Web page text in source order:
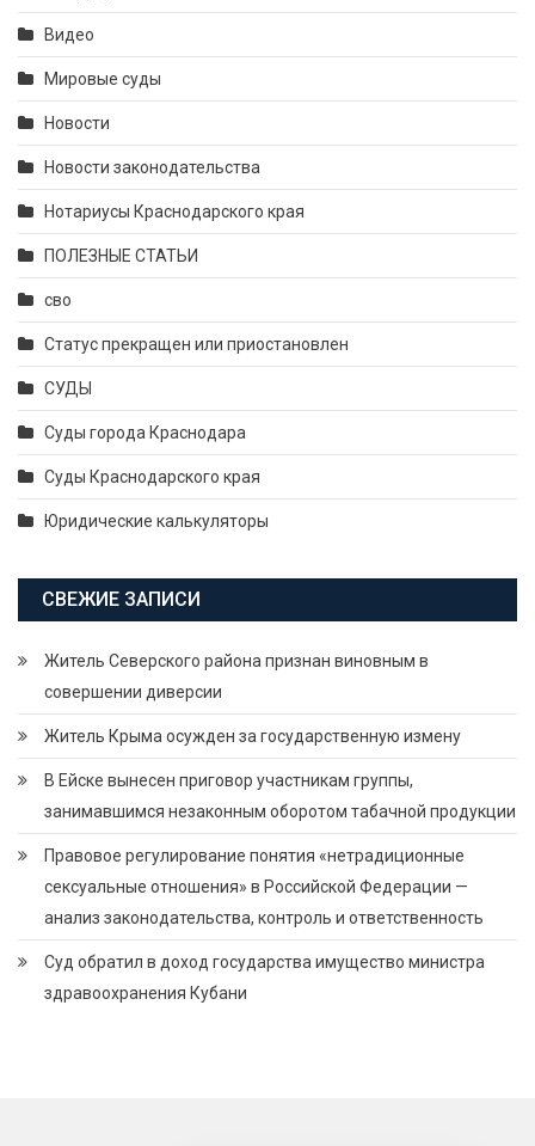
Видео
Мировые суды
Новости
Новости законодательства
Нотариусы Краснодарского края
ПОЛЕЗНЫЕ СТАТЬИ
сво
Статус прекращен или приостановлен
СУДЫ
Суды города Краснодара
Суды Краснодарского края
Юридические калькуляторы
СВЕЖИЕ ЗАПИСИ
Житель Северского района признан виновным в
совершении диверсии
Житель Крыма осужден за государственную измену
В Ейске вынесен приговор участникам группы,
занимавшимся незаконным оборотом табачной продукции
Правовое регулирование понятия «нетрадиционные
сексуальные отношения» в Российской Федерации —
анализ законодательства, контроль и ответственность
Суд обратил в доход государства имущество министра
здравоохранения Кубани